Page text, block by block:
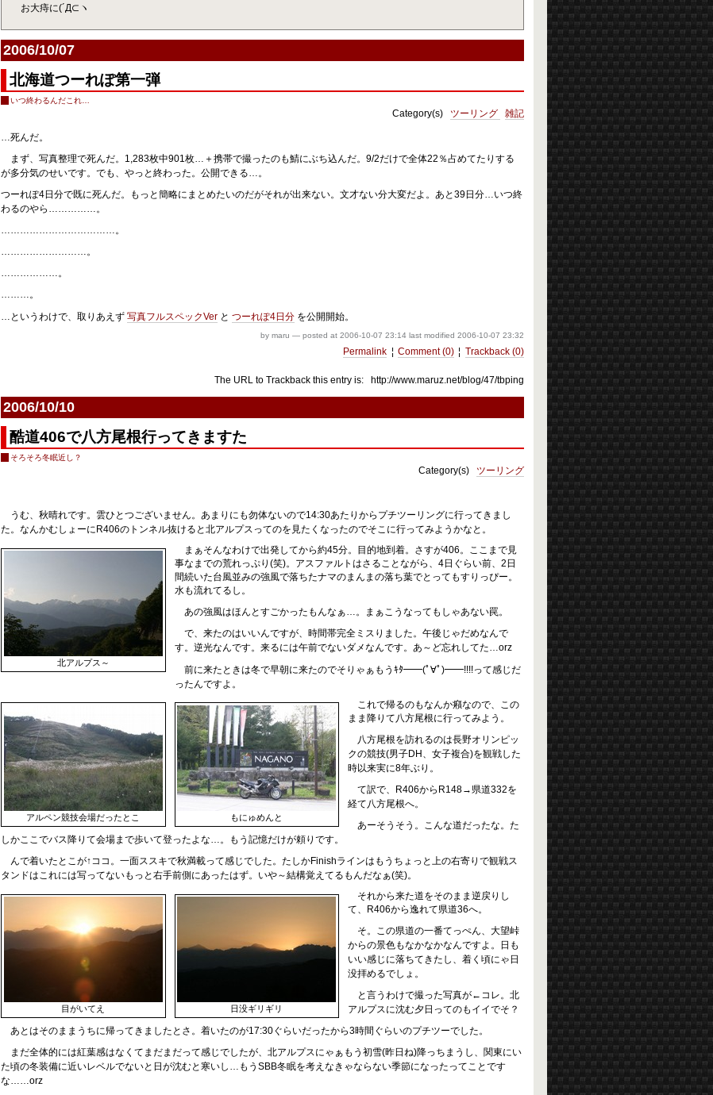
お大痔に(´Д⊂ヽ
2006/10/07
北海道つーれぽ第一弾
いつ終わるんだこれ…
Category(s) ツーリング 雑記
…死んだ。
まず、写真整理で死んだ。1,283枚中901枚…＋携帯で撮ったのも鯖にぶち込んだ。9/2だけで全体22％占めてたりする
が多分気のせいです。でも、やっと終わった。公開できる…。
つーれぽ4日分で既に死んだ。もっと簡略にまとめたいのだがそれが出来ない。文才ない分大変だよ。あと39日分…いつ終
わるのやら……………。
………………………………。
………………………。
………………。
………。
…というわけで、取りあえず写真フルスペックVer とつーれぽ4日分 を公開開始。
by maru — posted at2006-10-07 23:14 last modified 2006-10-07 23:32
Permalink ¦ Comment (0) ¦ Trackback (0)
The URL to Trackback this entry is: http://www.maruz.net/blog/47/tbping
2006/10/10
酷道406で八方尾根行ってきますた
そろそろ冬眠近し？
Category(s) ツーリング
うむ、秋晴れです。雲ひとつございません。あまりにも勿体ないので14:30あたりからプチツーリングに行ってきまし
た。なんかむしょーにR406のトンネル抜けると北アルプスってのを見たくなったのでそこに行ってみようかなと。
北アルプス～
まぁそんなわけで出発してから約45分。目的地到着。さすが406。ここまで見
事なまでの荒れっぷり(笑)。アスファルトはさることながら、4日ぐらい前、2日
間続いた台風並みの強風で落ちたナマのまんまの落ち葉でとってもすりっぴー。
水も流れてるし。
あの強風はほんとすごかったもんなぁ…。まぁこうなってもしゃあない罠。
で、来たのはいいんですが、時間帯完全ミスりました。午後じゃだめなんで
す。逆光なんです。来るには午前でないダメなんです。あ～ど忘れしてた…orz
前に来たときは冬で早朝に来たのでそりゃぁもうｷﾀ━━(ﾟ∀ﾟ)━━!!!!って感じだ
ったんですよ。
アルペン競技会場だったとこ もにゅめんと
これで帰るのもなんか癪なので、この
まま降りて八方尾根に行ってみよう。
八方尾根を訪れるのは長野オリンピッ
クの競技(男子DH、女子複合)を観戦した
時以来実に8年ぶり。
て訳で、R406からR148→県道332を
経て八方尾根へ。
あーそうそう。こんな道だったな。た
しかここでバス降りて会場まで歩いて登ったよな…。もう記憶だけが頼りです。
んで着いたとこが↑ココ。一面ススキで秋満載って感じでした。たしかFinishラインはもうちょっと上の右寄りで観戦ス
タンドはこれには写ってないもっと右手前側にあったはず。いや～結構覚えてるもんだなぁ(笑)。
目がいてえ 日没ギリギリ
それから来た道をそのまま逆戻りし
て、R406から逸れて県道36へ。
そ。この県道の一番てっぺん、大望峠
からの景色もなかなかなんですよ。日も
いい感じに落ちてきたし、着く頃にゃ日
没拝めるでしょ。
と言うわけで撮った写真が←コレ。北
アルプスに沈む夕日ってのもイイでそ？
あとはそのままうちに帰ってきましたとさ。着いたのが17:30ぐらいだったから3時間ぐらいのプチツーでした。
まだ全体的には紅葉感はなくてまだまだって感じでしたが、北アルプスにゃぁもう初雪(昨日ね)降っちまうし、関東にい
た頃の冬装備に近いレベルでないと日が沈むと寒いし…もうSBB冬眠を考えなきゃならない季節になったってことです
な……orz